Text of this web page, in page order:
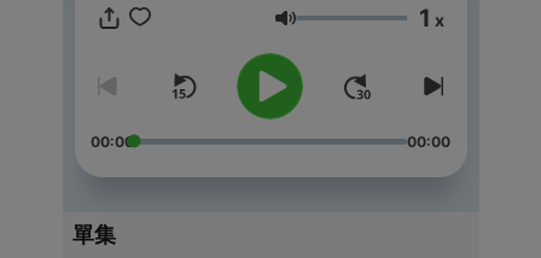
音量 1 x
00:00 00:00
單集